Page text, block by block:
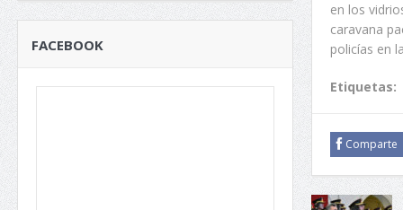
en los
caravana
policías en
Etiquetas:
Comparte
FACEBOOK